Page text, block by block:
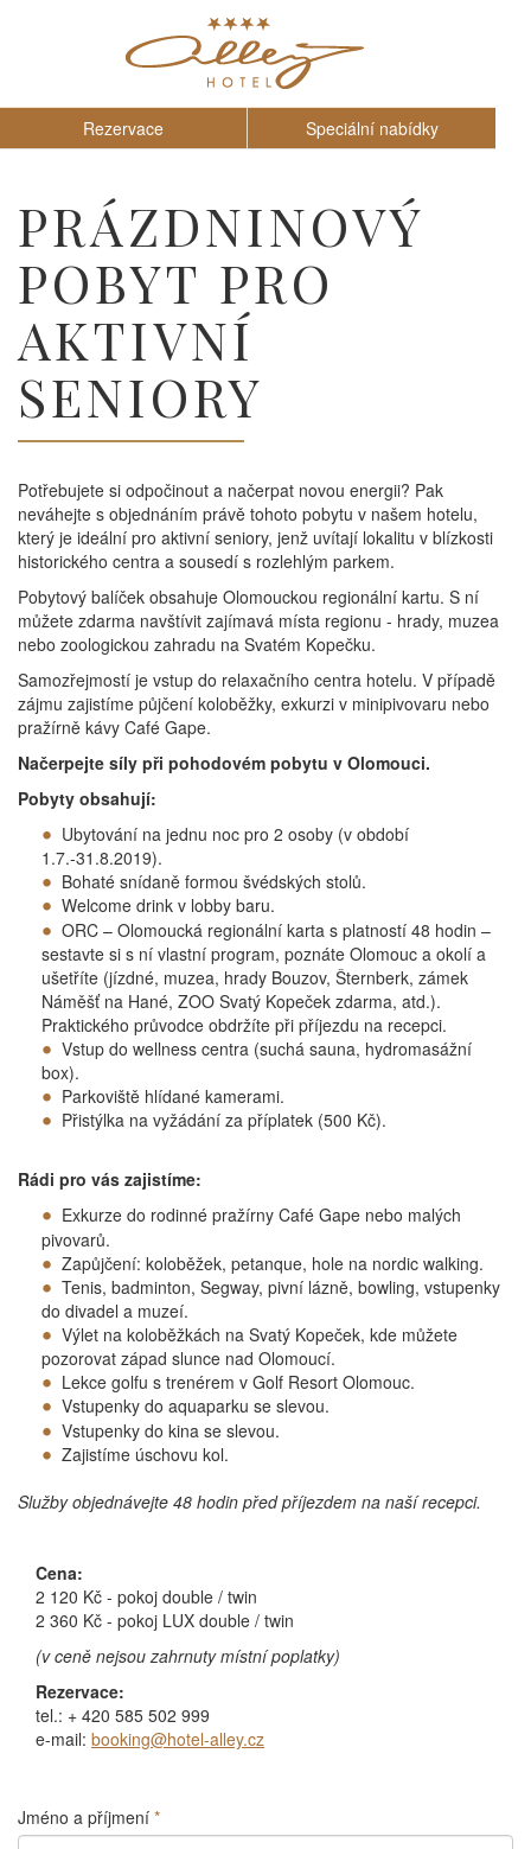
Rezervace Speciální nabídky
PRÁZDNINOVÝ
POBYT PRO
AKTIVNÍ
SENIORY
Potřebujete si odpočinout a načerpat novou energii? Pak
neváhejte s objednáním právě tohoto pobytu v našem hotelu,
který je ideální pro aktivní seniory, jenž uvítají lokalitu v blízkosti
historického centra a sousedí s rozlehlým parkem.
Pobytový balíček obsahuje Olomouckou regionální kartu. S ní
můžete zdarma navštívit zajímavá místa regionu - hrady, muzea
nebo zoologickou zahradu na Svatém Kopečku.
Samozřejmostí je vstup do relaxačního centra hotelu. V případě
zájmu zajistíme půjčení koloběžky, exkurzi v minipivovaru nebo
pražírně kávy Café Gape.
Načerpejte síly při pohodovém pobytu v Olomouci.
Pobyty obsahují:
Ubytování na jednu noc pro 2 osoby (v období
1.7.-31.8.2019).
Bohaté snídaně formou švédských stolů.
Welcome drink v lobby baru.
ORC – Olomoucká regionální karta s platností 48 hodin –
sestavte si s ní vlastní program, poznáte Olomouc a okolí a
ušetříte (jízdné, muzea, hrady Bouzov, Šternberk, zámek
Náměšť na Hané, ZOO Svatý Kopeček zdarma, atd.).
Praktického průvodce obdržíte při příjezdu na recepci.
Vstup do wellness centra (suchá sauna, hydromasážní
box).
Parkoviště hlídané kamerami.
Přistýlka na vyžádání za příplatek (500 Kč).
Rádi pro vás zajistíme:
Exkurze do rodinné pražírny Café Gape nebo malých
pivovarů.
Zapůjčení: koloběžek, petanque, hole na nordic walking.
Tenis, badminton, Segway, pivní lázně, bowling, vstupenky
do divadel a muzeí.
Výlet na koloběžkách na Svatý Kopeček, kde můžete
pozorovat západ slunce nad Olomoucí.
Lekce golfu s trenérem v Golf Resort Olomouc.
Vstupenky do aquaparku se slevou.
Vstupenky do kina se slevou.
Zajistíme úschovu kol.
Služby objednávejte 48 hodin před příjezdem na naší recepci.
Cena:
2 120 Kč - pokoj double / twin
2 360 Kč - pokoj LUX double / twin
(v ceně nejsou zahrnuty místní poplatky)
Rezervace:
tel.: + 420 585 502 999
e-mail: booking@hotel-alley.cz
Jméno a příjmení *